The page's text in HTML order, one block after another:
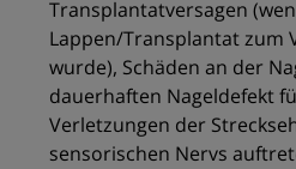
Transplantatversagen
Lappen/Transplantat zum
wurde), Schäden an der
dauerhaften Nageldefekt
Verletzungen der
sensorischen Nervs